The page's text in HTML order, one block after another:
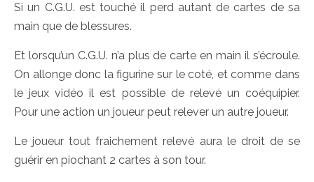
Si un C.G.U. est touché il perd autant de cartes de sa
main que de blessures.
Et lorsqu’un C.G.U. n’a plus de carte en main il s’écroule.
On allonge donc la figurine sur le coté, et comme dans
le jeux vidéo il est possible de relevé un coéquipier.
Pour une action un joueur peut relever un autre joueur.
Le joueur tout fraichement relevé aura le droit de se
guérir en piochant 2 cartes à son tour.